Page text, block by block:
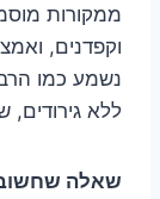
ממקורות
וקפדנים,
נשמע כמו
ללא גירודים,
שאלה